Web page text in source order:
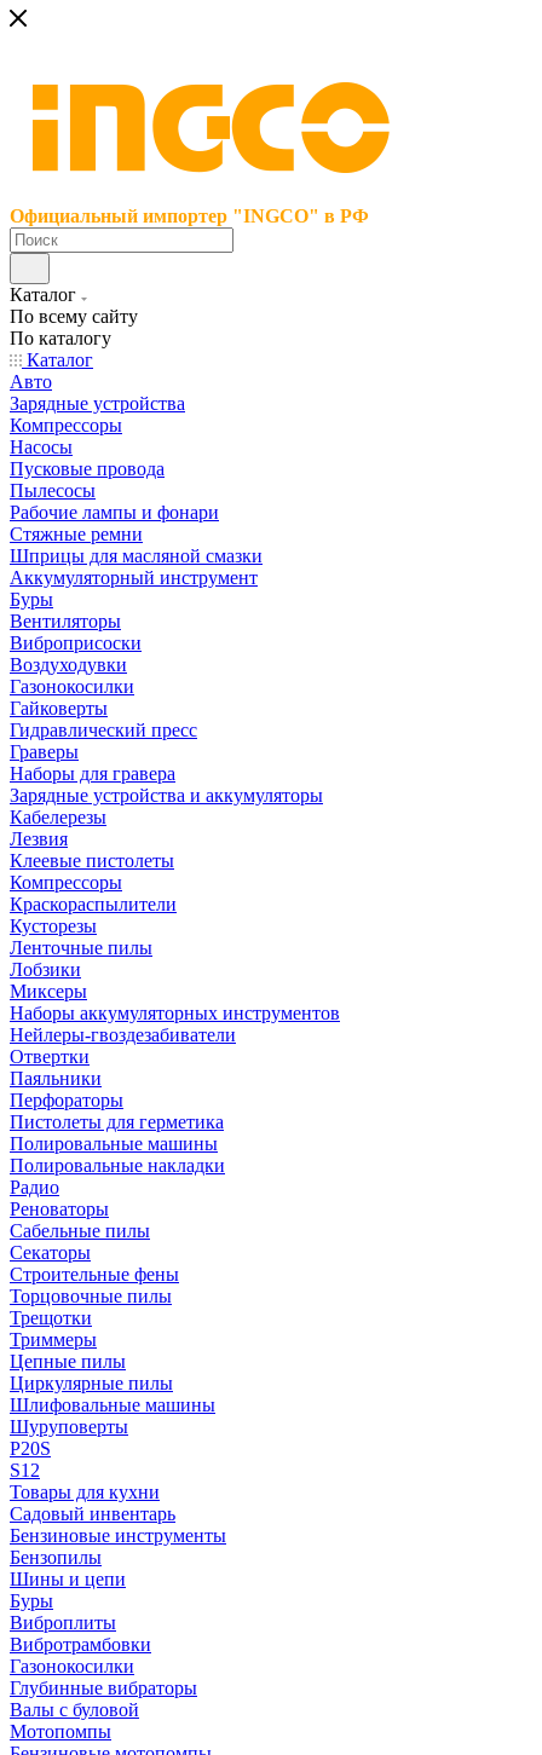
Официальный импортер "INGCO" в РФ
Каталог
По всему сайту
По каталогу
Каталог
Авто
Зарядные устройства
Компрессоры
Насосы
Пусковые провода
Пылесосы
Рабочие лампы и фонари
Стяжные ремни
Шприцы для масляной смазки
Аккумуляторный инструмент
Буры
Вентиляторы
Виброприсоски
Воздуходувки
Газонокосилки
Гайковерты
Гидравлический пресс
Граверы
Наборы для гравера
Зарядные устройства и аккумуляторы
Кабелерезы
Лезвия
Клеевые пистолеты
Компрессоры
Краскораспылители
Кусторезы
Ленточные пилы
Лобзики
Миксеры
Наборы аккумуляторных инструментов
Нейлеры-гвоздезабиватели
Отвертки
Паяльники
Перфораторы
Пистолеты для герметика
Полировальные машины
Полировальные накладки
Радио
Реноваторы
Сабельные пилы
Секаторы
Строительные фены
Торцовочные пилы
Трещотки
Триммеры
Цепные пилы
Циркулярные пилы
Шлифовальные машины
Шуруповерты
P20S
S12
Товары для кухни
Садовый инвентарь
Бензиновые инструменты
Бензопилы
Шины и цепи
Буры
Виброплиты
Вибротрамбовки
Газонокосилки
Глубинные вибраторы
Валы с буловой
Мотопомпы